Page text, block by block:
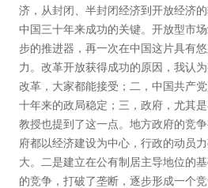
济，从封闭、半封闭经济到开放经济
中国三十年来成功的关键。开放型市
步的推进器，再一次在中国这片具有
力。改革开放获得成功的原因，我认
改革，大家都能接受；二，中国共产
十年来的政局稳定；三，政府，尤其
教授也提到了这一点。地方政府的竞
府都以经济建设为中心，行政的动员
大。二是建立在公有制居主导地位的
的竞争，打破了垄断，逐步形成一个竞